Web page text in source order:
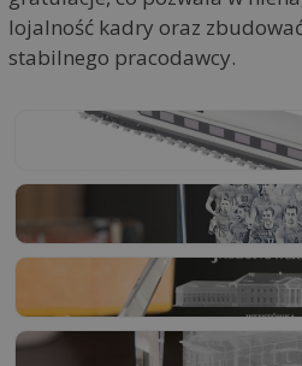
lojalność kadry oraz
stabilnego pracodawcy.